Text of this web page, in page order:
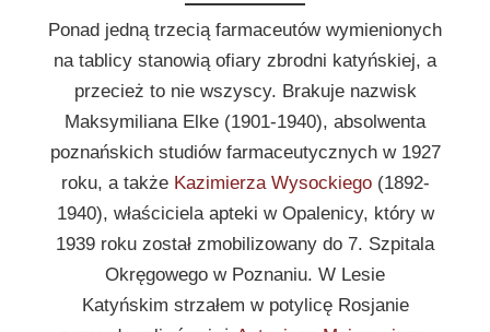
Ponad jedną trzecią farmaceutów wymienionych
na tablicy stanowią ofiary zbrodni katyńskiej, a
przecież to nie wszyscy. Brakuje nazwisk
Maksymiliana Elke (1901-1940), absolwenta
poznańskich studiów farmaceutycznych w 1927
roku, a także Kazimierza Wysockiego(1892-
1940), właściciela apteki w Opalenicy, który w
1939 roku został zmobilizowany do 7. Szpitala
Okręgowego w Poznaniu. W Lesie
Katyńskim strzałem w potylicę Rosjanie